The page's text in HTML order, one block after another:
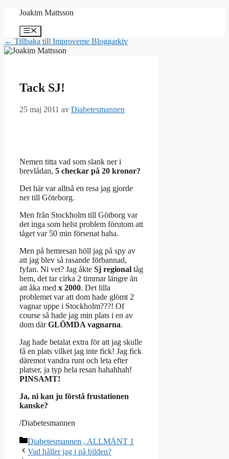
Hoppa
innehåll
Joakim Mattsson
Meny
← Tillbaka till Improveme Bloggarkiv
Tack SJ!
25 maj 2011 av Diabetesmannen
Nemen titta vad som slank ner i
brevlådan, 5 checkar på 20 kronor?
Det här var alltså en resa jag gjorde
ner till Göteborg.
Men från Stockholm till Götborg var
det inga som helst problem förutom att
tåget var 50 min försenat haha.
Men på hemresan höll jag på spy av
att jag blev så rasande förbannad,
fyfan. Ni vet? Jag åkte Sj regional tåg
hem, det tar cirka 2 timmar längre än
att åka med x 2000. Det lilla
problemet var att dom hade glömt 2
vagnar uppe i Stockholm???! Of
course så hade jag min plats i en av
dom därGLÖMDA vagnarna.
Jag hade betalat extra för att jag skulle
få en plats vilket jag inte fick! Jag fick
däremot vandra runt och leta efter
platser, ja typ hela resan hahahhah!
PINSAMT!
Ja, ni kan ju förstå frustationen
kanske?
/Diabetesmannen
Kategorier
Diabetesmannen , ALLMÄNT 1
Vad håller jag i på bilden?